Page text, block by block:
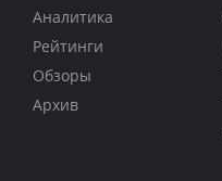
Аналитика
Рейтинги
Обзоры
Архив